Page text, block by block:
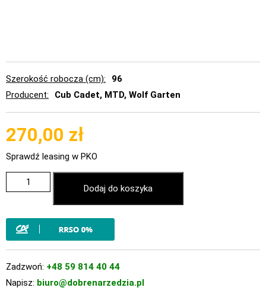
Szerokość robocza (cm)
96
Producent
Cub Cadet, MTD, Wolf Garten
270,00 zł
Sprawdź leasing w PKO
Dodaj do koszyka
Zadzwoń: +48 59 814 40 44
Napisz: biuro@dobrenarzedzia.pl